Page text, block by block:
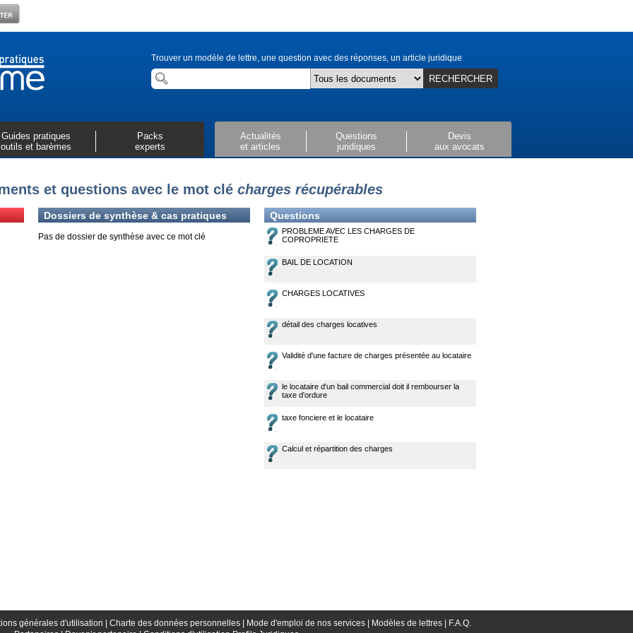
Trouver un modèle de lettre, une question avec des réponses, un article juridique
RECHERCHER
Guides pratiques
outils et barèmes
Packs
experts
Actualités
et articles
Questions
juridiques
Devis
aux avocats
et questions avec le mot clé charges récupérables
Dossiers de synthèse & cas pratiques
Pas de dossier de synthèse avec ce mot clé
Questions
PROBLEME AVEC LES CHARGES DE
COPROPRIETE
BAIL DE LOCATION
CHARGES LOCATIVES
détail des charges locatives
Validité d'une facture de charges présentée au locataire
le locataire d'un bail commercial doit il rembourser la
taxe d'ordure
taxe fonciere et le locataire
Calcul et répartition des charges
générales d'utilisation | Charte des données personnelles | Mode d'emploi de nos services | Modèles de lettres |
F.A.Q.